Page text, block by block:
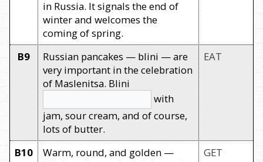
in Russia. It signals the end of
winter and welcomes the
coming of spring.
B9
Russian pancakes — blini — are
very important in the celebration
of Maslenitsa. Blini
with
jam, sour cream, and of course,
lots of butter.
EAT
B10
Warm, round, and golden —
GET